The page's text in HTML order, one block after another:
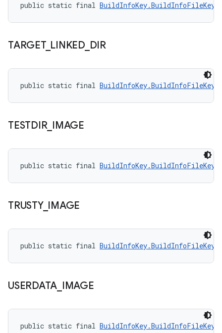
public static final BuildInfoKey.BuildInfoFileKey
TARGET_ LINKED_ DIR
public static final BuildInfoKey.BuildInfoFileKey
TESTDIR_ IMAGE
public static final BuildInfoKey.BuildInfoFileKey
TRUSTY_ IMAGE
public static final BuildInfoKey.BuildInfoFileKey
USERDATA IMAGE
public static final BuildInfoKey.BuildInfoFileKey